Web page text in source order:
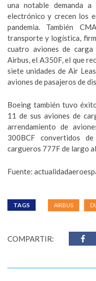
una notable demanda a
electrónico y crecen los
pandemia. También
transporte y logística,
cuatro aviones de
Airbus, el A350F, el que
siete unidades de Air
aviones de pasajeros de
Boeing también tuvo
11 de sus aviones de
arrendamiento de
300BCF convertidos
cargueros 777F de largo
Fuente:
TAGS AIRBUS
COMPARTIR: